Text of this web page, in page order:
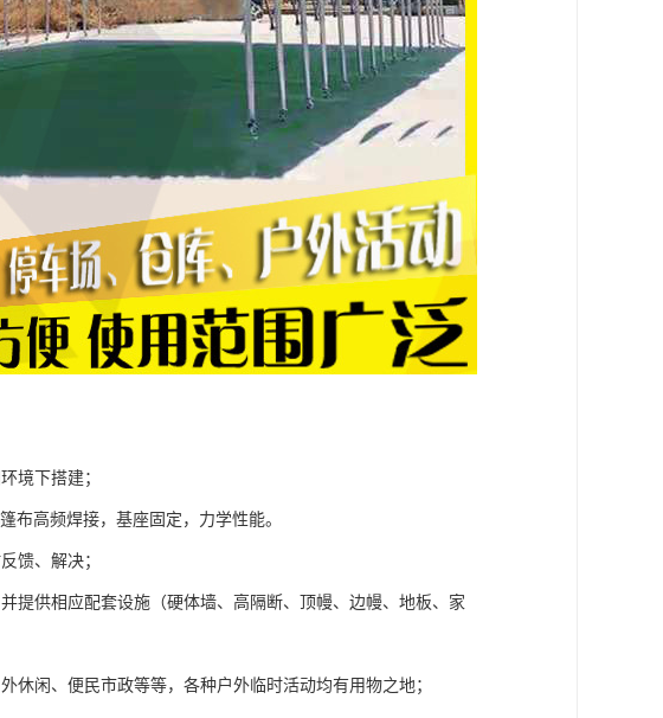
境下搭建；
布高频焊接，基座固定，力学性能。
馈、解决；
提供相应配套设施（硬体墙、高隔断、顶幔、边幔、地板、家
休闲、便民市政等等，各种户外临时活动均有用物之地；